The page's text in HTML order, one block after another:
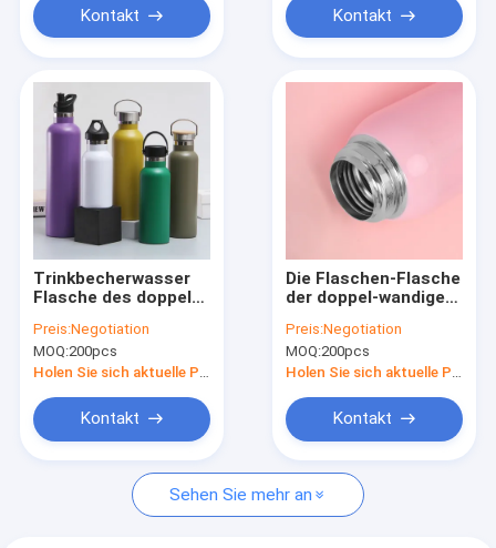
Produits
Über uns
Kontakt
Haushaltsware-Plastikprodukte
Edelstahl-Haushaltsware
Haushalts-Vorratsbehälter
quadratische Gewürzgläser
Kontakt Kontakt
Trinkbecherwasser
Flasche des doppel-
600ml
kundenspezifische
mit Deckel
Preis:Negotiation
MOQ:200pcs
Holen Sie sich aktuelle Preis
Kontakt
Die Flaschen-Flasche
der doppel-wandige
Vakuumkinder mit
Tasche 600ML
Preis:Negotiation
MOQ:200pcs
Holen Sie sich aktuelle Preis
Kontakt
Sehen Sie mehr an